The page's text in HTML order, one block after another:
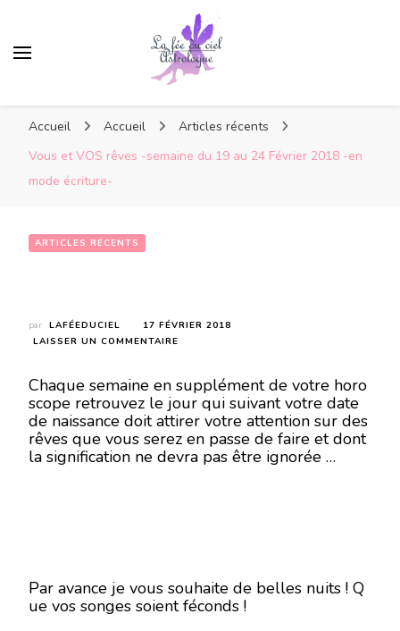
Accueil Accueil
Articles récents
Vous et VOS rêves -semaine du 19 au 24 Février 2018 -en
mode écriture-
ARTICLES RÉCENTS
par LAFÉEDUCIEL
17 FÉVRIER 2018
LAISSER UN COMMENTAIRE
VOS
RÊVES
-
SEMAINE
DU
MODE
ÉCRITURE-
Chaque semaine en supplément de votre horo
scope retrouvez le jour qui suivant votre date
de naissance doit attirer votre attention sur des
rêves que vous serez en passe de faire et dont
la signification ne devra pas être ignorée …
Par avance je vous souhaite de belles nuits ! Q
ue vos songes soient féconds !